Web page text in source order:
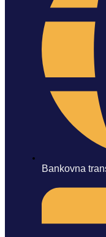
Bankovna